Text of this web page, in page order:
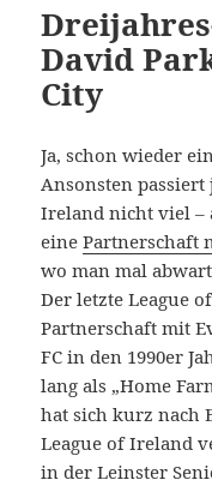
David
City
Ja, schon wieder
Ansonsten
Ireland nicht viel –
einePartnerschaft
wo man mal
Der letzte League
Partnerschaft mit
FC in den 1990er
lang als „Home
hat sich kurz nach
League of Ireland
in der Leinster